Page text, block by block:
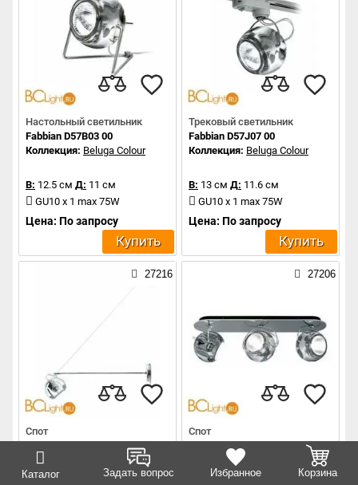
Каталог Задать вопрос Избранное Корзина
Настольный светильник
Fabbian D57B03 00
Коллекция: Beluga Colour
В: 12.5 см Д: 11 см
GU10 x 1 max 75W
Цена: По запросу
Купить
Трековый светильник
Fabbian D57J07 00
Коллекция: Beluga Colour
В: 13 см Д: 11.6 см
GU10 x 1 max 75W
Цена: По запросу
Купить
27216
Спот
Fabbian D57D03 00
Beluga Colour
27206
Спот
Fabbian D57G25 00
Коллекция: